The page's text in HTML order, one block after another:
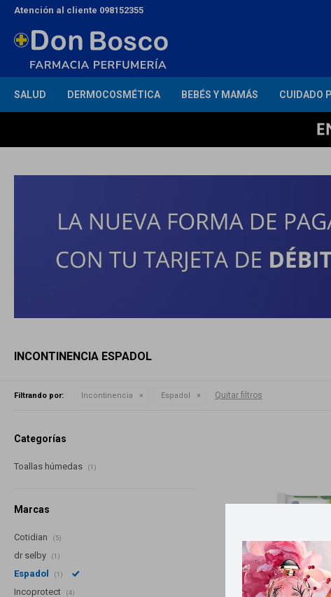
SALUD DERMOCOSMÉTICA BEBÉS Y MAMÁS CUIDADO
Atención al cliente 098152355
INCONTINENCIA ESPADOL
Filtrando por: Incontinencia Espadol Quitar filtros
Categorías
Toallas húmedas (1)
Marcas
Cotidian (5)
dr selby (1)
Espadol (1)
Incoprotect (4)